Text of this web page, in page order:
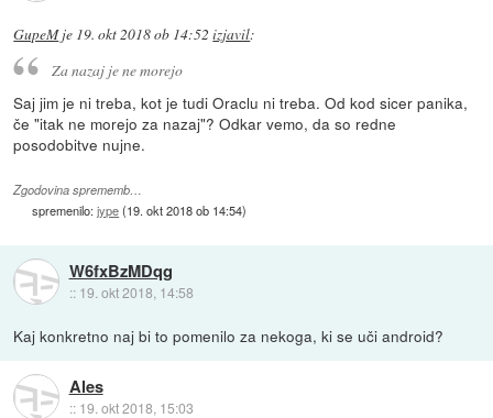
GupeMje 19. okt 2018 ob 14:52 izjavil:
Za nazaj je ne morejo
Saj jim je ni treba, kot je tudi Oraclu ni treba. Od kod sicer panika,
če "itak ne morejo za nazaj"? Odkar vemo, da so redne
posodobitve nujne.
Zgodovina sprememb…
spremenilo:jype(19. okt 2018 ob 14:54)
W6fxBzMDqg
:: 19. okt 2018, 14:58
Kaj konkretno naj bi to pomenilo za nekoga, ki se uči android?
Ales
:: 19. okt 2018, 15:03